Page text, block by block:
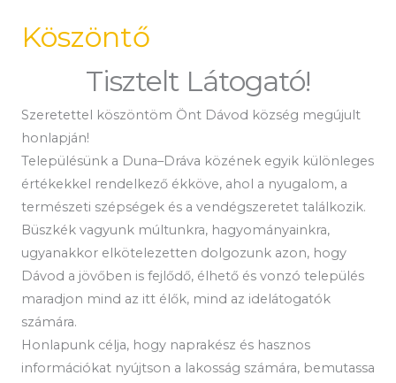
Köszöntő
Tisztelt Látogató!
Szeretettel köszöntöm Önt Dávod község megújult
honlapján!
Településünk a Duna–Dráva közének egyik különleges
értékekkel rendelkező ékköve, ahol a nyugalom, a
természeti szépségek és a vendégszeretet találkozik.
Büszkék vagyunk múltunkra, hagyományainkra,
ugyanakkor elkötelezetten dolgozunk azon, hogy
Dávod a jövőben is fejlődő, élhető és vonzó település
maradjon mind az itt élők, mind az idelátogatók
számára.
Honlapunk célja, hogy naprakész és hasznos
információkat nyújtson a lakosság számára, bemutassa